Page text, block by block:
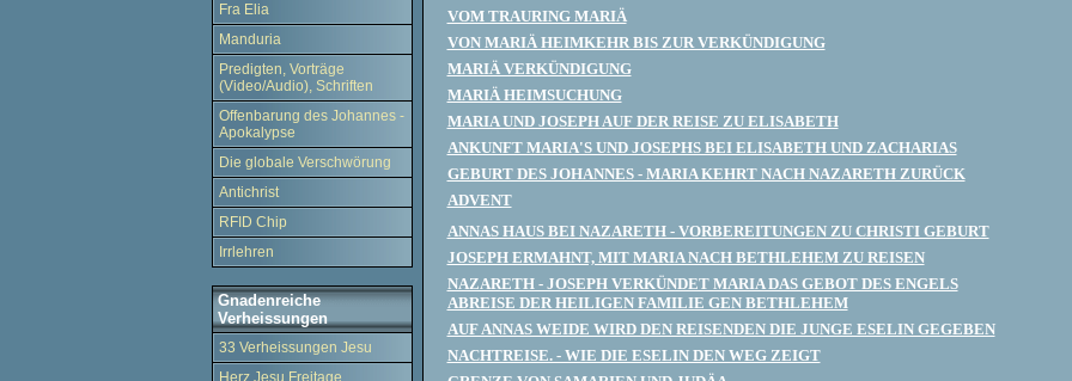
Fra Elia
Manduria
Predigten, Vorträge
(Video/Audio), Schriften
Offenbarung des Johannes -
Apokalypse
Die globale Verschwörung
Antichrist
RFID Chip
Irrlehren
Gnadenreiche
Verheissungen
33 Verheissungen Jesu
Herz Jesu Freitage
VOM TRAURING MARIÄ
VON MARIÄ HEIMKEHR BIS ZUR VERKÜNDIGUNG
MARIÄ VERKÜNDIGUNG
MARIÄ HEIMSUCHUNG
MARIA UND JOSEPH AUF DER REISE ZU ELISABETH
ANKUNFT MARIA'S UND JOSEPHS BEI ELISABETH UND ZACHARIAS
GEBURT DES JOHANNES - MARIA KEHRT NACH NAZARETH ZURÜCK
ADVENT
ANNAS HAUS BEI NAZARETH - VORBEREITUNGEN ZU CHRISTI GEBURT
JOSEPH ERMAHNT, MIT MARIA NACH BETHLEHEM ZU REISEN
NAZARETH - JOSEPH VERKÜNDET MARIA DAS GEBOT DES ENGELS
ABREISE DER HEILIGEN FAMILIE GEN BETHLEHEM
AUF ANNAS WEIDE WIRD DEN REISENDEN DIE JUNGE ESELIN GEGEBEN
NACHTREISE. - WIE DIE ESELIN DEN WEG ZEIGT